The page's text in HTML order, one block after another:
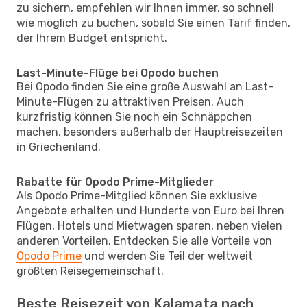
zu sichern, empfehlen wir Ihnen immer, so schnell
wie möglich zu buchen, sobald Sie einen Tarif finden,
der Ihrem Budget entspricht.
Last-Minute-Flüge bei Opodo buchen
Bei Opodo finden Sie eine große Auswahl an Last-
Minute-Flügen zu attraktiven Preisen. Auch
kurzfristig können Sie noch ein Schnäppchen
machen, besonders außerhalb der Hauptreisezeiten
in Griechenland.
Rabatte für Opodo Prime-Mitglieder
Als Opodo Prime-Mitglied können Sie exklusive
Angebote erhalten und Hunderte von Euro bei Ihren
Flügen, Hotels und Mietwagen sparen, neben vielen
anderen Vorteilen. Entdecken Sie alle Vorteile von
Opodo Prime und werden Sie Teil der weltweit
größten Reisegemeinschaft.
Beste Reisezeit von Kalamata nach